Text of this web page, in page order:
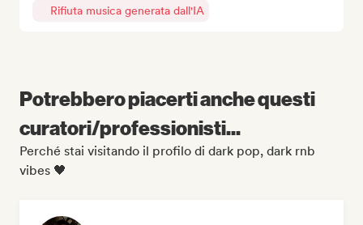
Rifiuta musica generata dall'IA
Potrebbero piacerti anche questi
curatori/professionisti...
Perché stai visitando il profilo di dark pop, dark rnb
vibes 🖤